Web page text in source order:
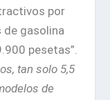
por
gasolina
pesetas”.
tan solo 5,5
de